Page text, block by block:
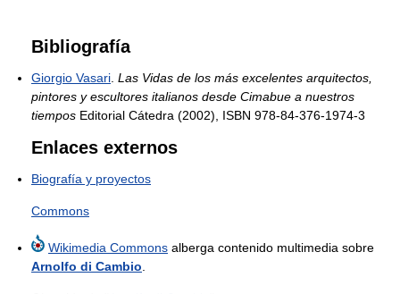
Bibliografía
Giorgio Vasari Las Vidas de los más excelentes arquitectos,
pintores y escultores italianos desde Cimabue a nuestros
tiempos Editorial Cátedra (2002), ISBN 978-84-376-1974-3
Enlaces externos
Biografía y proyectos
Commons
Wikimedia Commons alberga contenido multimedia sobre
Arnolfo di Cambio